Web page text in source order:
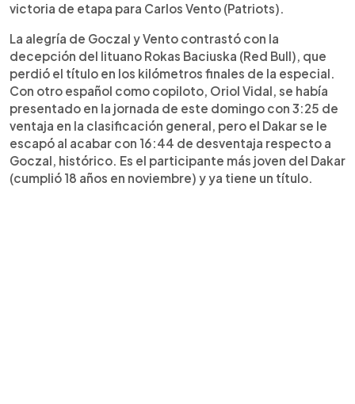
victoria de etapa para Carlos Vento (Patriots).
La alegría de Goczal y Vento contrastó con la
decepción del lituano Rokas Baciuska (Red Bull), que
perdió el título en los kilómetros finales de la especial.
Con otro español como copiloto, Oriol Vidal, se había
presentado en la jornada de este domingo con 3:25 de
ventaja en la clasificación general, pero el Dakar se le
escapó al acabar con 16:44 de desventaja respecto a
Goczal, histórico. Es el participante más joven del Dakar
(cumplió 18 años en noviembre) y ya tiene un título.